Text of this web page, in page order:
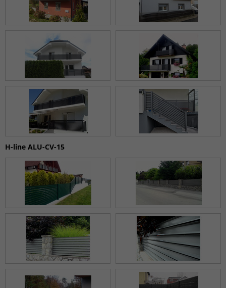
H-line ALU-CV-15